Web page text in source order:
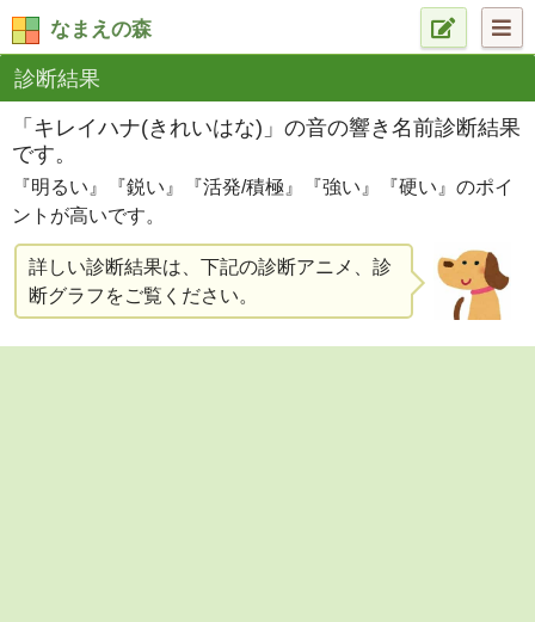
なまえの森
診断結果
「キレイハナ(きれいはな)」の音の響き名前診断結果
です。
『明るい』『鋭い』『活発/積極』『強い』『硬い』のポイ
ントが高いです。
詳しい診断結果は、下記の診断アニメ、診
断グラフをご覧ください。